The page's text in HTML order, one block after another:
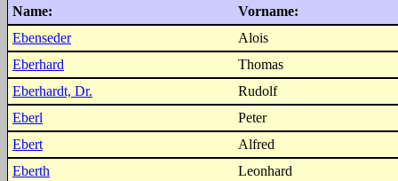
Name:
Vorname:
Ebenseder
Alois
Eberhard
Thomas
Eberhardt, Dr.
Rudolf
Eberl
Peter
Ebert
Alfred
Eberth
Leonhard